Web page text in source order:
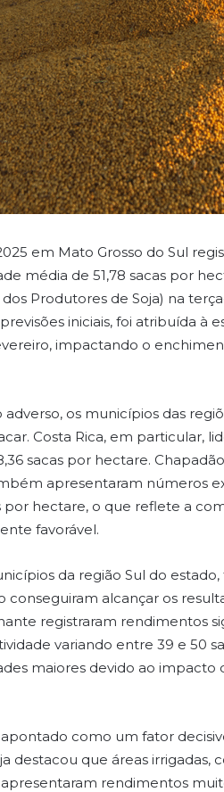
em Mato Grosso do Sul
média de 51,78 sacas por
Produtores de Soja) na
iniciais, foi atribuída à
impactando o
adverso, os municípios das
Costa Rica, em particular,
sacas por hectare.
apresentaram números
por hectare, o que reflete a
favorável.
da região Sul do
conseguiram alcançar os
registraram rendimentos
variando entre 39 e 50
maiores devido ao impacto
apontado como um fator
destacou que áreas irrigadas,
apresentaram rendimentos